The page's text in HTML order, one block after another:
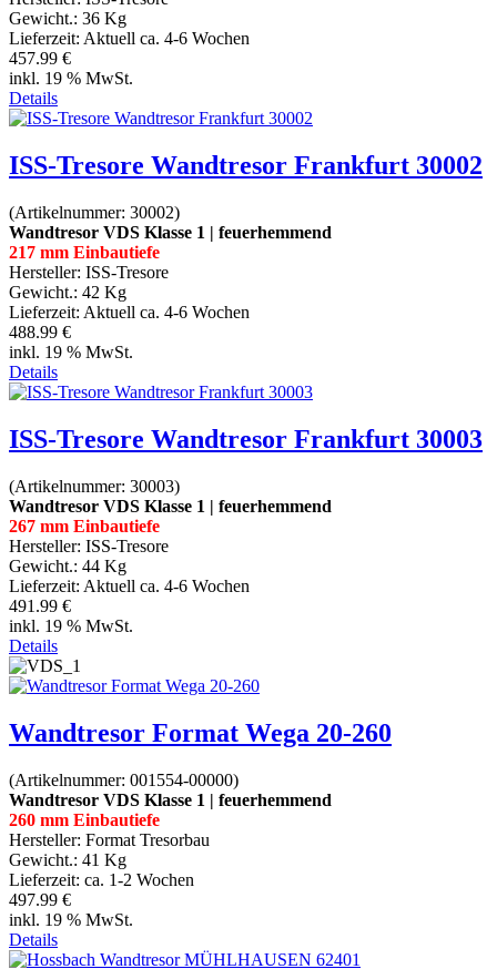
Gewicht.: 36 Kg
Lieferzeit: Aktuell ca. 4-6 Wochen
457.99 €
inkl. 19 % MwSt.
Details
ISS-Tresore Wandtresor Frankfurt 30002
(Artikelnummer: 30002)
Wandtresor VDS Klasse 1 | feuerhemmend
217 mm Einbautiefe
Hersteller: ISS-Tresore
Gewicht.: 42 Kg
Lieferzeit: Aktuell ca. 4-6 Wochen
488.99 €
inkl. 19 % MwSt.
Details
ISS-Tresore Wandtresor Frankfurt 30003
(Artikelnummer: 30003)
Wandtresor VDS Klasse 1 | feuerhemmend
267 mm Einbautiefe
Hersteller: ISS-Tresore
Gewicht.: 44 Kg
Lieferzeit: Aktuell ca. 4-6 Wochen
491.99 €
inkl. 19 % MwSt.
Details
Wandtresor Format Wega 20-260
(Artikelnummer: 001554-00000)
Wandtresor VDS Klasse 1 | feuerhemmend
260 mm Einbautiefe
Hersteller: Format Tresorbau
Gewicht.: 41 Kg
Lieferzeit: ca. 1-2 Wochen
497.99 €
inkl. 19 % MwSt.
Details